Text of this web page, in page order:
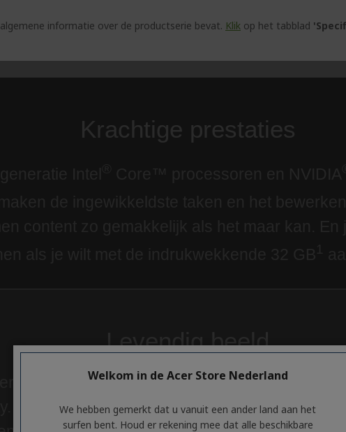
algemene informatie over de productserie bevat. Klik op het tabblad
Welkom in de Acer Store Nederland
We hebben gemerkt dat u vanuit een ander land aan het
surfen bent. Houd er rekening mee dat alle beschikbare